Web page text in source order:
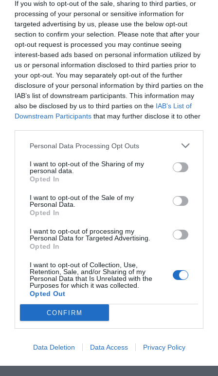
If you wish to opt-out of the sale, sharing to third parties, or
processing of your personal or sensitive information for
targeted advertising by us, please use the below opt-out
section to confirm your selection. Please note that after your
opt-out request is processed you may continue seeing
interest-based ads based on personal information utilized by
us or personal information disclosed to third parties prior to
your opt-out. You may separately opt-out of the further
disclosure of your personal information by third parties on the
IAB’s list of downstream participants. This information may
also be disclosed by us to third parties on the IAB’s List of
Downstream Participants that may further disclose it to other
Personal Data Processing Opt Outs
I want to opt-out of the Sharing of my
personal data.
Opted In
I want to opt-out of the Sale of my
Personal Data.
Opted In
I want to opt-out of processing my
Personal Data for Targeted Advertising.
Opted In
I want to opt-out of Collection, Use,
Retention, Sale, and/or Sharing of my
Personal Data that Is Unrelated with the
Purposes for which it was collected.
Opted Out
CONFIRM
Data Deletion Data Access Privacy Policy
Las primeras carreras del fin de semana se disputarán
el sábado a partir de las14:40 horas, con la
participación de las categoríasMoto5, Promo3, BMW
Iberia Cup, SSP300, Superbike y Supersport .
El domingo será el turno de las segundas mangas,
completando así el programa deportivo del CEF